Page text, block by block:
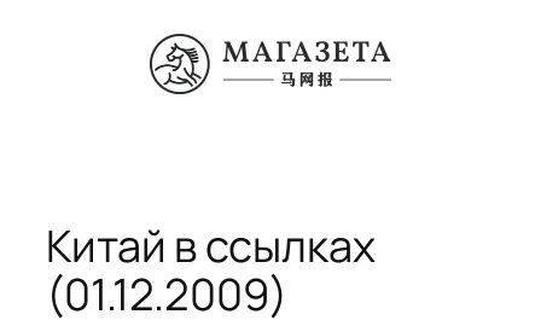
содержимому
Китай в ссылках
(01.12.2009)